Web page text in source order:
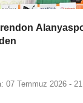
07 Temmuz 2026 -